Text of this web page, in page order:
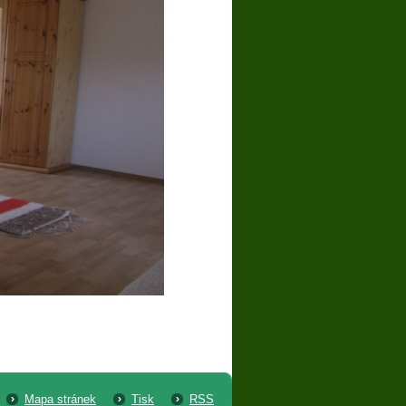
Mapa stránek Tisk RSS